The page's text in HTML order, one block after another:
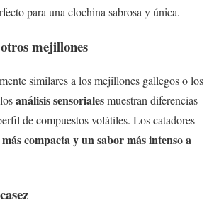
para una clochina sabrosa y única.
mejillones
similares a los mejillones gallegos o los
análisis sensorialesmuestran diferencias
de compuestos volátiles. Los catadores
compacta y un sabor más intenso a